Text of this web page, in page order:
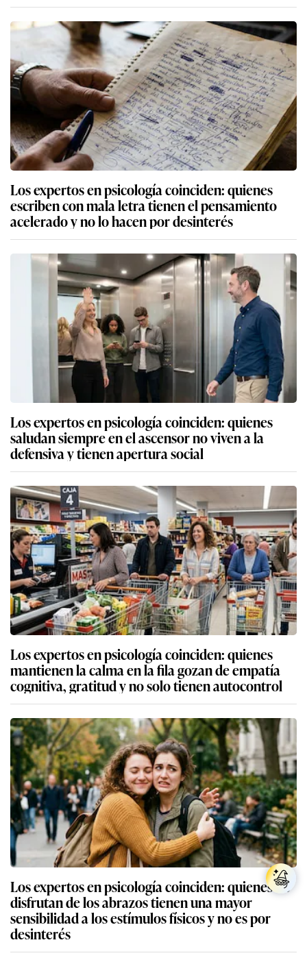
Los expertos en psicología coinciden: quienes
escriben con mala letra tienen el pensamiento
acelerado y no lo hacen por desinterés
Los expertos en psicología coinciden: quienes
saludan siempre en el ascensor no viven a la
defensiva y tienen apertura social
Los expertos en psicología coinciden: quienes
mantienen la calma en la fila gozan de empatía
cognitiva, gratitud y no solo tienen autocontrol
Los expertos en psicología coinciden: quienes no
disfrutan de los abrazos tienen una mayor
sensibilidad a los estímulos físicos y no es por
desinterés